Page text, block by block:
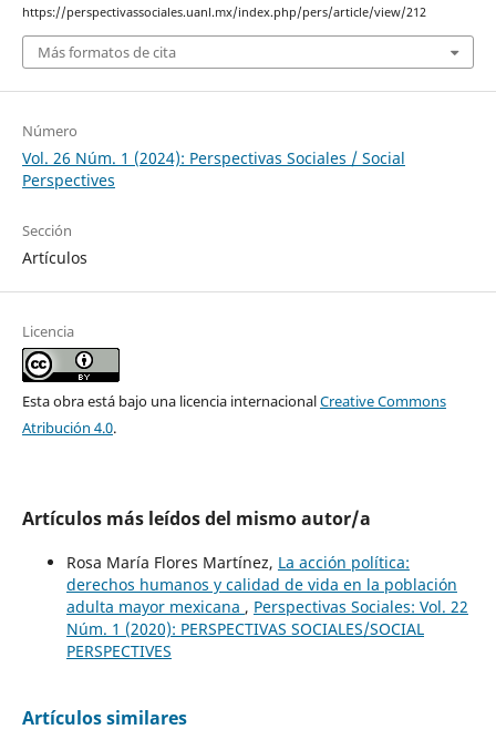
https://perspectivassociales.uanl.mx/index.php/pers/article/view/212
Más formatos de cita
Número
Vol. 26 Núm. 1 (2024): Perspectivas Sociales / Social
Perspectives
Sección
Artículos
Licencia
Esta obra está bajo una licencia internacionalCreative Commons
Atribución 4.0.
Artículos más leídos del mismo autor/a
Rosa María Flores Martínez, La acción política:
derechos humanos y calidad de vida en la población
adulta mayor mexicana , Perspectivas Sociales: Vol. 22
Núm. 1 (2020): PERSPECTIVAS SOCIALES/SOCIAL
PERSPECTIVES
Artículos similares